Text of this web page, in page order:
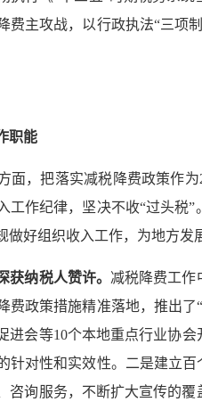
费主攻战，以行政执法“三项
职能
面，把落实减税降费政策作为
工作纪律，坚决不收“过头税
做好组织收入工作，为地方
获纳税人赞许。 减税降费工作
费政策措施精准落地，推出
进会等10个本地重点行业协会
针对性和实效性。二是建立
咨询服务，不断扩大宣传的